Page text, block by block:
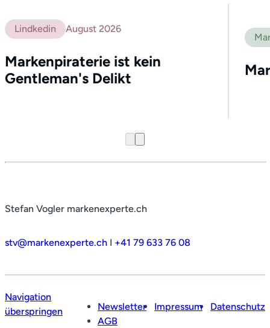
Lindkedin August 2026
Markenpiraterie ist kein
Gentleman's Delikt
Stefan Vogler markenexperte.ch
stv@markenexperte.ch I +41 79 633 76 08
Navigation
überspringen
Newsletter Impressum
Datenschutz
AGB